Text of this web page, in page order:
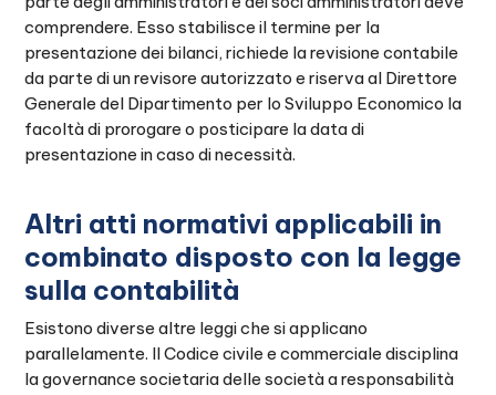
comprendere. Esso stabilisce il termine per la
presentazione dei bilanci, richiede la revisione contabile
da parte di un revisore autorizzato e riserva al Direttore
Generale del Dipartimento per lo Sviluppo Economico la
facoltà di prorogare o posticipare la data di
presentazione in caso di necessità.
Altri atti normativi applicabili in
combinato disposto con la legge
sulla contabilità
Esistono diverse altre leggi che si applicano
parallelamente. Il Codice civile e commerciale disciplina
la governance societaria delle società a responsabilità